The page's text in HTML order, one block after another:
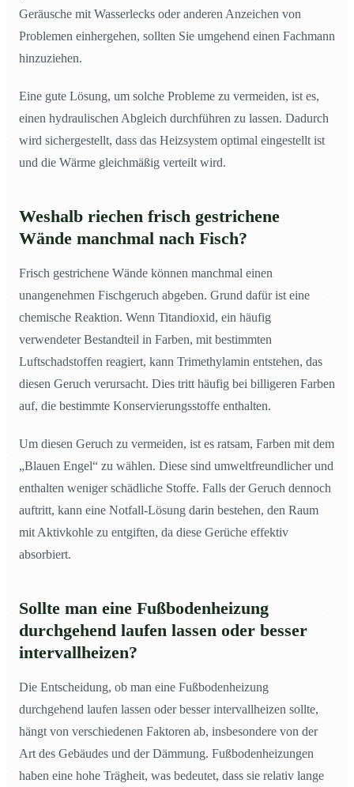
Geräusche mit Wasserlecks oder anderen Anzeichen von
Problemen einhergehen, sollten Sie umgehend einen Fachmann
hinzuziehen.
Eine gute Lösung, um solche Probleme zu vermeiden, ist es,
einen hydraulischen Abgleich durchführen zu lassen. Dadurch
wird sichergestellt, dass das Heizsystem optimal eingestellt ist
und die Wärme gleichmäßig verteilt wird.
Weshalb riechen frisch gestrichene
Wände manchmal nach Fisch?
Frisch gestrichene Wände können manchmal einen
unangenehmen Fischgeruch abgeben. Grund dafür ist eine
chemische Reaktion. Wenn Titandioxid, ein häufig
verwendeter Bestandteil in Farben, mit bestimmten
Luftschadstoffen reagiert, kann Trimethylamin entstehen, das
diesen Geruch verursacht. Dies tritt häufig bei billigeren Farben
auf, die bestimmte Konservierungsstoffe enthalten.
Um diesen Geruch zu vermeiden, ist es ratsam, Farben mit dem
„Blauen Engel“ zu wählen. Diese sind umweltfreundlicher und
enthalten weniger schädliche Stoffe. Falls der Geruch dennoch
auftritt, kann eine Notfall-Lösung darin bestehen, den Raum
mit Aktivkohle zu entgiften, da diese Gerüche effektiv
absorbiert.
Sollte man eine Fußbodenheizung
durchgehend laufen lassen oder besser
intervallheizen?
Die Entscheidung, ob man eine Fußbodenheizung
durchgehend laufen lassen oder besser intervallheizen sollte,
hängt von verschiedenen Faktoren ab, insbesondere von der
Art des Gebäudes und der Dämmung. Fußbodenheizungen
haben eine hohe Trägheit, was bedeutet, dass sie relativ lange